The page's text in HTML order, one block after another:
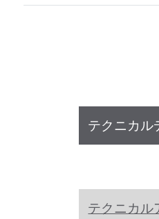
テクニカル
テクニカル